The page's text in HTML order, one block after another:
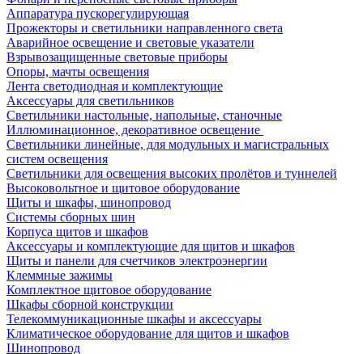
Аппаратура пускорегулирующая
Прожекторы и светильники направленного света
Аварийное освещение и световые указатели
Взрывозащищенные световые приборы
Опоры, мачты освещения
Лента светодиодная и комплектующие
Аксессуары для светильников
Светильники настольные, напольные, станочные
Иллюминационное, декоративное освещение
Светильники линейные, для модульных и магистральных
систем освещения
Светильники для освещения высоких пролётов и туннелей
Высоковольтное и щитовое оборудование
Щиты и шкафы, шинопровод
Системы сборных шин
Корпуса щитов и шкафов
Аксессуары и комплектующие для щитов и шкафов
Щиты и панели для счетчиков электроэнергии
Клеммные зажимы
Комплектное щитовое оборудование
Шкафы сборной конструкции
Телекоммуникационные шкафы и аксессуары
Климатическое оборудование для щитов и шкафов
Шинопровод